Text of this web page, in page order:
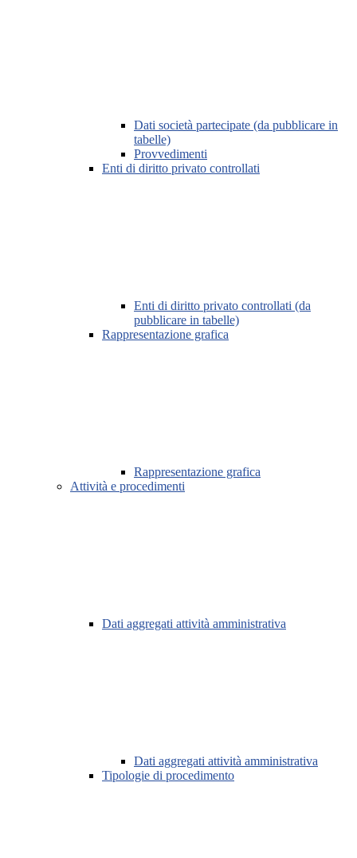
Dati società partecipate (da pubblicare in
tabelle)
Provvedimenti
Enti di diritto privato controllati
Enti di diritto privato controllati (da
pubblicare in tabelle)
Rappresentazione grafica
Rappresentazione grafica
Attività e procedimenti
Dati aggregati attività amministrativa
Dati aggregati attività amministrativa
Tipologie di procedimento